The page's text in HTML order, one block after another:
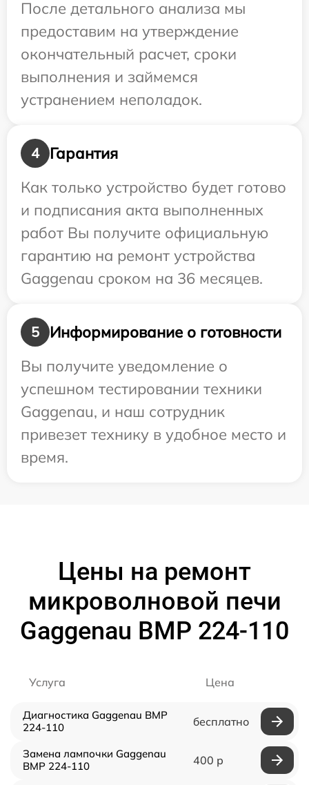
После детального анализа мы
предоставим на утверждение
окончательный расчет, сроки
выполнения и займемся
устранением неполадок.
4
Гарантия
Как только устройство будет готово
и подписания акта выполненных
работ Вы получите официальную
гарантию на ремонт устройства
Gaggenau сроком на 36 месяцев.
5
Информирование о готовности
Вы получите уведомление о
успешном тестировании техники
Gaggenau, и наш сотрудник
привезет технику в удобное место и
время.
Цены на ремонт
микроволновой печи
Gaggenau BMP 224-110
Услуга Цена
Диагностика Gaggenau BMP
224-110
бесплатно
Замена лампочки Gaggenau
BMP 224-110
400 р